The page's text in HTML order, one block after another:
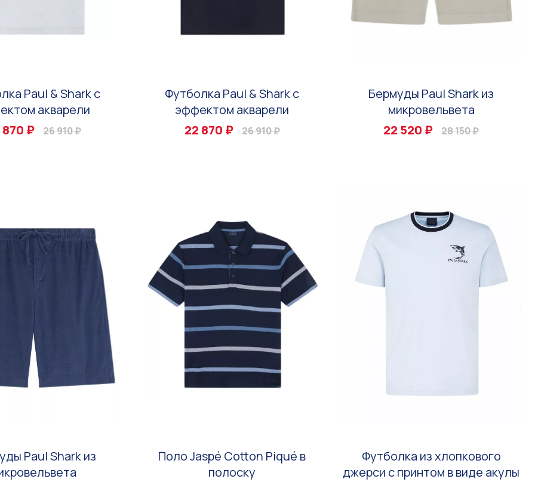
Paul & Shark с
акварели
₽
26 910 ₽
Футболка Paul & Shark с
эффектом акварели
22 870 ₽
26 910 ₽
Бермуды Paul Shark из
микровельвета
22 520 ₽
28 150 ₽
Paul Shark из
Поло Jaspé Cotton Piqué в
полоску
Футболка из хлопкового
джерси с принтом в виде акулы